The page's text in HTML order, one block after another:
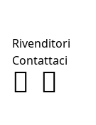
Rivenditori
Contattaci